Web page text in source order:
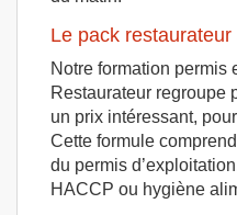
Le pack restaurateur
Notre formation permis
Restaurateur regroupe
un prix intéressant,
Cette formule
du permis
HACCP ou hygiène